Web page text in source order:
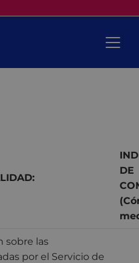
DE
(
sobre las
por el Servicio de